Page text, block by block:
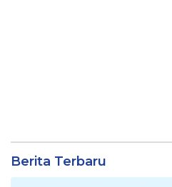
Berita Terbaru